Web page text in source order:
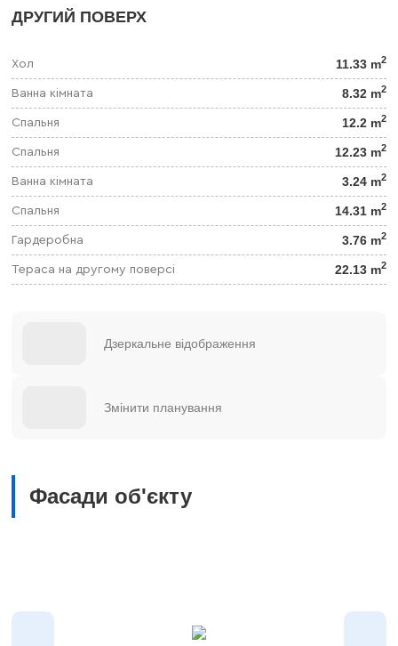
ДРУГИЙ ПОВЕРХ
Хол 11.33 m2
Ванна кімната 8.32 m2
Спальня 12.2 m2
Спальня 12.23 m2
Ванна кімната 3.24 m2
Спальня 14.31 m2
Гардеробна 3.76 m2
Тераса на другому поверсі 22.13 m2
Дзеркальне відображення
Змінити планування
Фасади об'єкту